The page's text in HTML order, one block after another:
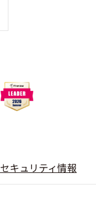
セキュリティ情報